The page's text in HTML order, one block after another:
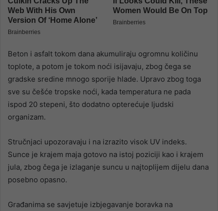
Beton i asfalt tokom dana akumuliraju ogromnu količinu
toplote, a potom je tokom noći isijavaju, zbog čega se
gradske sredine mnogo sporije hlade. Upravo zbog toga
sve su češće tropske noći, kada temperatura ne pada
ispod 20 stepeni, što dodatno opterećuje ljudski
organizam.
Stručnjaci upozoravaju i na izrazito visok UV indeks.
Sunce je krajem maja gotovo na istoj poziciji kao i krajem
jula, zbog čega je izlaganje suncu u najtoplijem dijelu dana
posebno opasno.
Građanima se savjetuje izbjegavanje boravka na